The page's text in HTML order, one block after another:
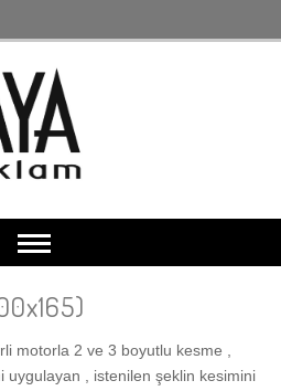
motorla 2 ve 3 boyutlu kesme ,
uygulayan , istenilen şeklin kesimini